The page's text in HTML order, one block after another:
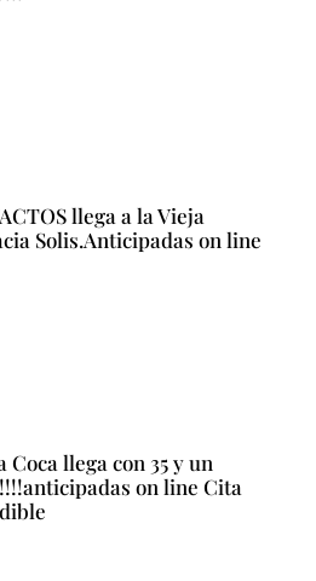
llega a la Vieja
Solis.Anticipadas on line
Coca llega con 35 y un
on line Cita